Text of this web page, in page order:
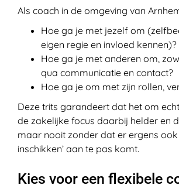
Als coach in de omgeving van
Hoe ga je met jezelf om
eigen regie en invloed kennen)?
Hoe ga je met anderen om,
qua communicatie en contact?
Hoe ga je om met zijn rollen,
Deze trits garandeert dat het om
de zakelijke focus daarbij helder en
maar nooit zonder dat er ergens
inschikken’ aan te pas komt.
Kies voor een flexibele